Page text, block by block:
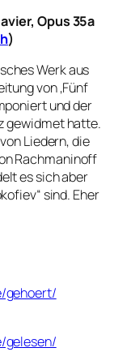
Opus 35a
)
Werk aus
von ‚Fünf
und der
gewidmet hatte.
Liedern, die
Rachmaninoff
es sich aber
sind. Eher
gehoert/
gelesen/